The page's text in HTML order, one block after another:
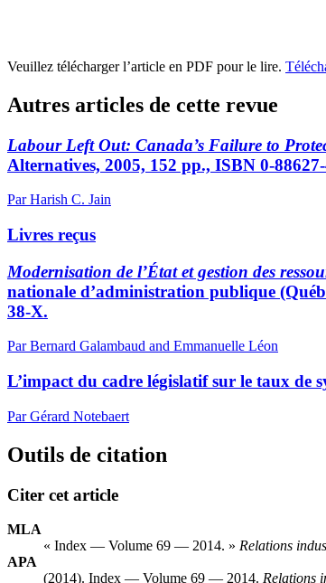
Veuillez télécharger l’article en PDF pour le lire.
Autres articles de cette revue
Labour Left Out: Canada’s Failure to
Alternatives, 2005, 152 pp., ISBN 0-
Par Harish C. Jain
Livres reçus
Modernisation de l’État et gestion des
nationale d’administration publique
38-X.
Par Bernard Galambaud and Emmanuelle Léon
L’impact du cadre législatif sur le taux de
Par Gérard Notebaert
Outils de citation
Citer cet article
MLA
« Index — Volume 69 — 2014. » Relations
APA
(2014). Index — Volume 69 — 2014. Relations